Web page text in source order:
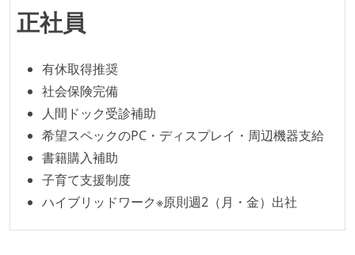
労働環境の自由度
フレックスタイム制または裁量労働制を採用している
待遇・福利厚生
入社時には、各自希望のスペックの PC やディスプレ
イが支給される
職業安定法に対応する記載事項
受動喫煙防止措置：屋内禁煙
正社員
有休取得推奨
社会保険完備
人間ドック受診補助
希望スペックのPC・ディスプレイ・周辺機器支給
書籍購入補助
子育て支援制度
ハイブリッドワーク※原則週2（月・金）出社